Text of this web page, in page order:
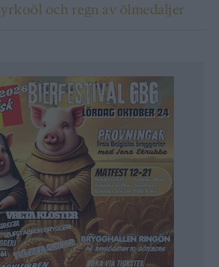
och regn av ölmedaljer